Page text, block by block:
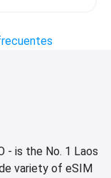
- is the No. 1 Laos
variety of eSIM